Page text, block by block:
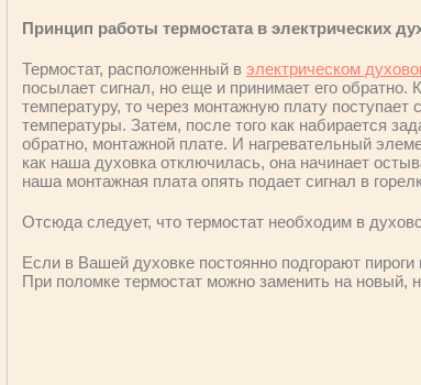
Принцип работы термостата в электрических
Термостат, расположенный в электрическом
посылает сигнал, но еще и принимает его обратно.
температуру, то через монтажную плату поступает
температуры. Затем, после того как набирается
обратно, монтажной плате. И нагревательный
как наша духовка отключилась, она начинает
наша монтажная плата опять подает сигнал в
Отсюда следует, что термостат необходим в
Если в Вашей духовке постоянно подгорают
При поломке термостат можно заменить на новый,